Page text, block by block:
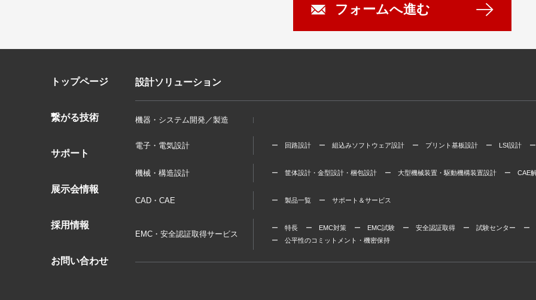
フォームへ進む
トップページ
繋がる技術
サポート
展示会情報
採用情報
お問い合わせ
設計ソリューション
機器・システム開発／製造
電子・電気設計 ー 回路設計 ー 組込みソフトウェア設計 ー プリント基板設計 ー LSI設計
機械・構造設計 ー 筐体設計・金型設計・梱包設計 ー 大型機械装置・駆動機構装置設計 ー CAE
CAD・CAE ー 製品一覧 ー サポート＆サービス
EMC・安全認証取得サービス
ー 特長 ー EMC対策 ー EMC試験 ー 安全認証取得 ー 試験センター ー
ー 公平性のコミットメント・機密保持